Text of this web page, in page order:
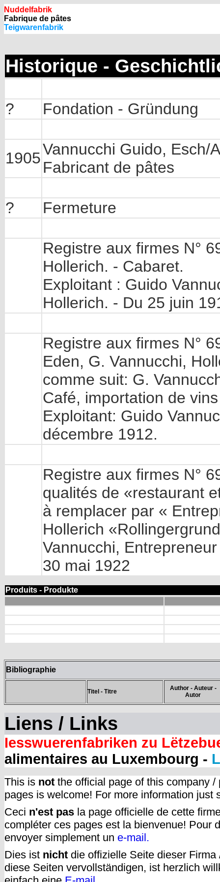
Nuddelfabrik
Fabrique de pâtes
Teigwarenfabrik
Historique -
? Fondation - Gründung
1905Vannucchi Guido, Esch/
Fabricant de pâtes
? Fermeture
Registre aux firmes N°
Hollerich. - Cabaret.
Exploitant : Guido
Hollerich. - Du 25 juin
Registre aux firmes N°
Eden, G. Vannucchi,
comme suit: G.
Café, importation de
Exploitant: Guido
décembre 1912.
Registre aux firmes N°
qualités de «restaurant
à remplacer par «
Hollerich
Vannucchi,
30 mai 1922
Produits - Produkte
Bibliographie
Titel - Titre
Author - Auteur -
Autor
Liens / Links
Iesswuerenfabriken zu
alimentaires au Luxembourg -
This is not the official page of this company
pages is welcome! For more information just
Ceci n'est pas la page officielle de cette
compléter ces pages est la bienvenue! Pour
envoyer simplement un e-mail.
Dies ist nicht die offizielle Seite dieser
diese Seiten vervollständigen, ist herzlich